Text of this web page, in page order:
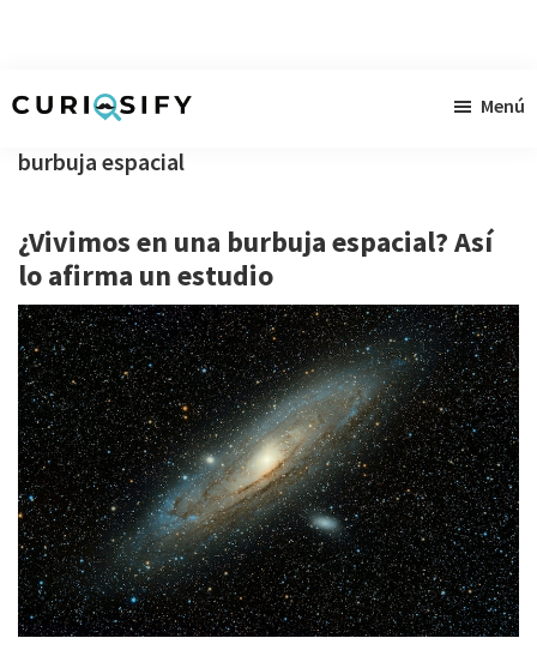
contenido
lateral
primaria
pie
página
singulares
raudales
Menú
burbuja espacial
¿Vivimos en una burbuja espacial? Así
lo afirma un estudio